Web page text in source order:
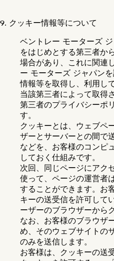
9. クッキー情報等について
ベントレー モーターズ
をはじめとする第三者か
場合があり、これに関連
ー モーターズ ジャパン
情報等を取得し、利用し
当該第三者によって取得
第三者のプライバシーポ
す。
クッキーとは、ウェブペ
ザーとサーバーとの間で
などを、お客様のコンピ
しておく仕組みです。
次回、同じページにアク
使って、ページの運営者
することができます。お
キーの送受信を許可して
ーザーのブラウザーから
なお、お客様のブラウザ
め、そのウェブサイトの
のみを送信します。
お客様は、クッキーの送